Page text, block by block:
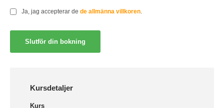
Ja, jag accepterar de de allmänna villkoren
Kursdetaljer
Kurs